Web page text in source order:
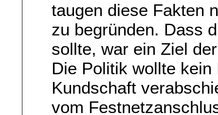
taugen diese Fakten
zu begründen. Dass
sollte, war ein Ziel
Die Politik wollte kein
Kundschaft
vom